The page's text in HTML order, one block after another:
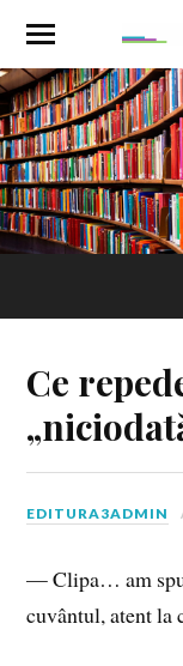
Ce
EDITURA3ADMIN
— Clipa… am
cuvântul, atent la